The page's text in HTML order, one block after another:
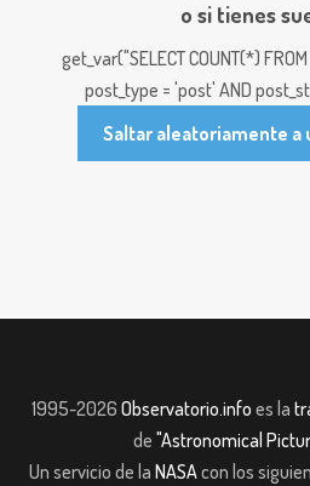
o si tienes
get_var("SELECT COUNT(*)
post_type = 'post' AND
Saltar aleatoriamente a
1995-2026 Observatorio.info es la
de "Astronomical
Un servicio de la NASAcon los